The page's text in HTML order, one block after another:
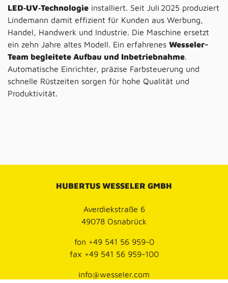
LED‑UV‑Technologie installiert. Seit Juli 2025 produziert
Lindemann damit effizient für Kunden aus Werbung,
Handel, Handwerk und Industrie. Die Maschine ersetzt
ein zehn Jahre altes Modell. Ein erfahrenes Wesseler-
Team begleitete Aufbau und Inbetriebnahme
Automatische Einrichter, präzise Farbsteuerung und
schnelle Rüstzeiten sorgen für hohe Qualität und
Produktivität.
HUBERTUS WESSELER GMBH
Averdiekstraße 6
49078 Osnabrück
fon +49 541 56 959-0
fax +49 541 56 959-100
info@wesseler.com